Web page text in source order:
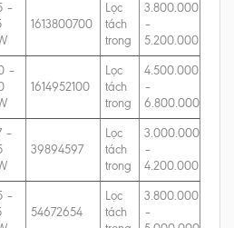
–
1613800700
Lọc
tách
trong
3.800.000
–
5.200.000
–
1614952100
Lọc
tách
trong
4.500.000
–
6.800.000
–
39894597
Lọc
tách
trong
3.000.000
–
4.200.000
–
54672654
Lọc
tách
3.800.000
–